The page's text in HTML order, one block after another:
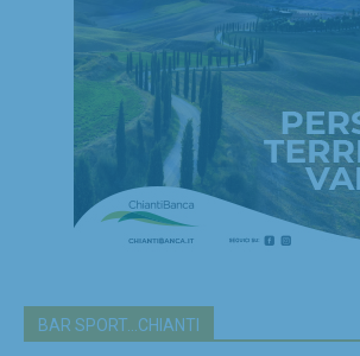
BAR SPORT...CHIANTI